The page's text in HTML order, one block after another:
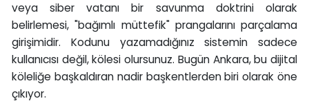
veya siber vatanı bir savunma doktrini olarak
belirlemesi, "bağımlı müttefik" prangalarını parçalama
girişimidir. Kodunu yazamadığınız sistemin sadece
kullanıcısı değil, kölesi olursunuz. Bugün Ankara, bu dijital
köleliğe başkaldıran nadir başkentlerden biri olarak öne
çıkıyor.